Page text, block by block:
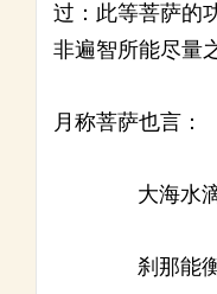
过：此等菩萨的
非遍智所能尽量
月称菩萨也言：
大海水
刹那能